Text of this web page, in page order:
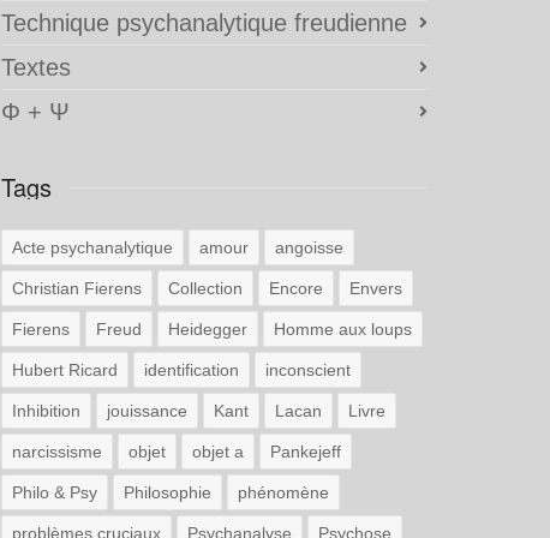
Technique psychanalytique freudienne
Textes
Φ + Ψ
Tags
Acte psychanalytique amour angoisse
Christian Fierens Collection Encore Envers
Fierens Freud Heidegger Homme aux loups
Hubert Ricard identification inconscient
Inhibition jouissance Kant Lacan Livre
narcissisme objet objet a Pankejeff
Philo & Psy Philosophie phénomène
problèmes cruciaux Psychanalyse Psychose